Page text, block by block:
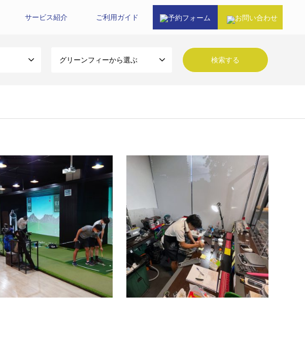
サービス紹介 ご利⽤ガイド 予約フォーム お問い合わせ
グリーンフィーから選ぶ
ゴルフレッスン
バンコクの中心部であるスクンビット、そ
の中でも日本人が多く住むエリアであるト
ンローにインドアゴルフスタジオを構えて
おります。プロ資格を持った日本人…
Read more